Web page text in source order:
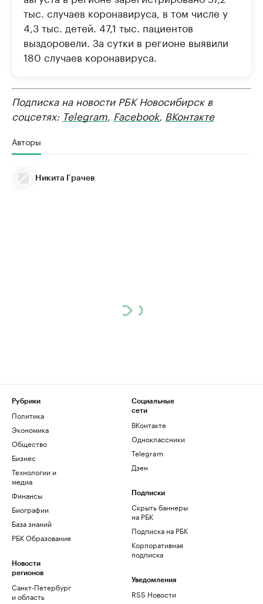
тыс. случаев коронавируса, в том числе у
4,3 тыс. детей. 47,1 тыс. пациентов
выздоровели. За сутки в регионе выявили
180 случаев коронавируса.
Подписка на новости РБК Новосибирск в
соцсетях: Telegram, Facebook, ВКонтакте
Авторы
Никита Грачев
Рубрики
Политика
Экономика
Общество
Бизнес
Технологии и
медиа
Финансы
Биографии
База знаний
РБК Образование
Новости
регионов
Санкт-Петербург
и область
Социальные
сети
ВКонтакте
Одноклассники
Telegram
Дзен
Подписки
Скрыть баннеры
на РБК
Подписка на РБК
Корпоративная
подписка
Уведомления
RSS Новости